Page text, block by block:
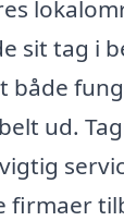
sit tag i
både
ud.
firmaer